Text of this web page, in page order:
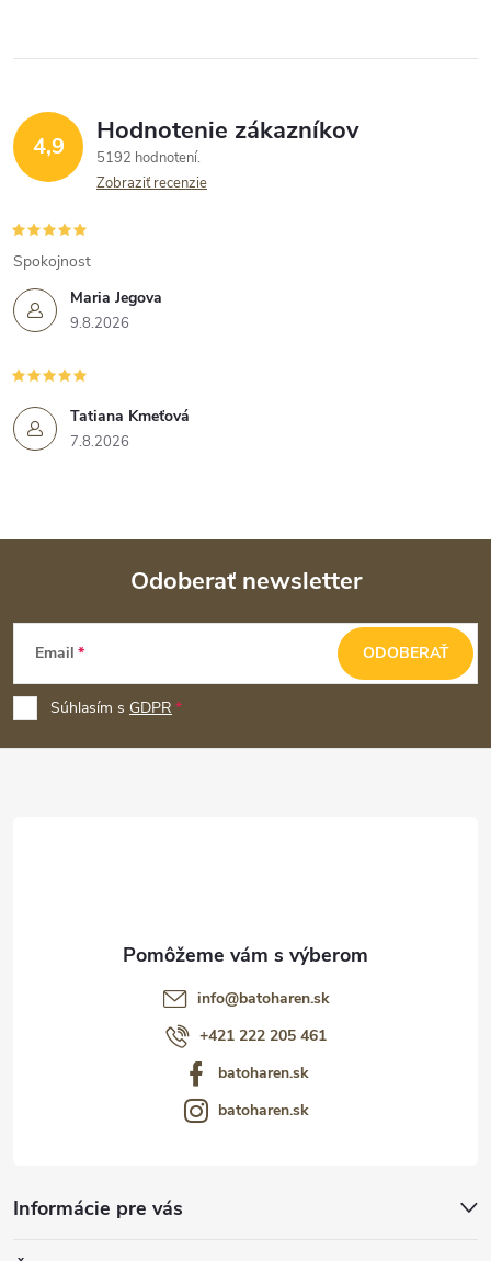
4,9 Hodnotenie zákazníkov
5192 hodnotení
Zobraziť recenzie
Maria Jegova
9.8.2026
Spokojnost
Tatiana Kmeťová
7.8.2026
Z
p
ä
Odoberať newsletter
Email
Súhlasím s GDPR
ODOBERAŤ
Informácie pre vás
info@batoharen.sk
+421 222 205 461
batoharen.sk
batoharen.sk